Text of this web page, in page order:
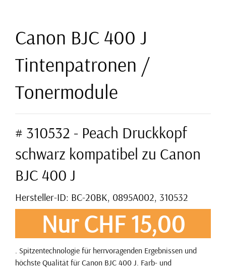
Canon BJC 400 J
Tintenpatronen /
Tonermodule
# 310532 - Peach Druckkopf
schwarz kompatibel zu Canon
BJC 400 J
Hersteller-ID: BC-20BK, 0895A002, 310532
Nur CHF 15,00
. Spitzentechnologie für herrvoragenden Ergebnissen und
höchste Qualität für Canon BJC 400 J. Farb- und